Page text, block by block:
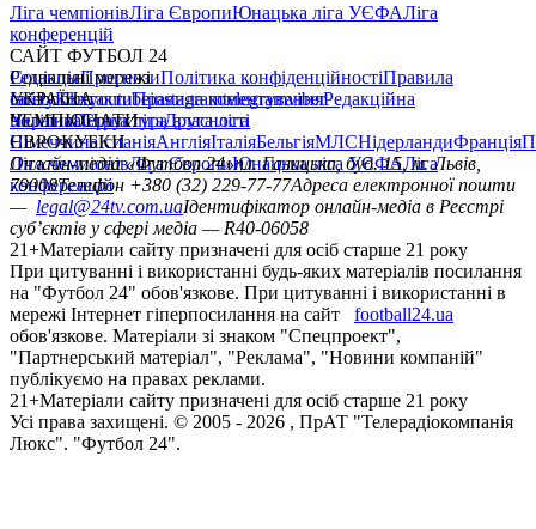
Ліга чемпіонівЛіга ЄвропиЮнацька ліга УЄФАЛіга
конференцій
САЙТ ФУТБОЛ 24
РедакціяПрогнозиПолітика конфіденційностіПравила
сайтуКонтактиПравила коментуванняРедакційна
політикаСтруктура власності
Соціальні мережі
facebookxyoutubeinstagramtelegramviber
УКРАЇНА
УкраїнаПерша лігаДруга ліга
ЧЕМПІОНАТИ
НімеччинаІспаніяАнгліяІталіяБельгіяМЛСНідерландиФранція
ЄВРОКУБКИ
Ліга чемпіонівЛіга ЄвропиЮнацька ліга УЄФАЛіга
конференцій
Онлайн-медіа «Футбол 24»пл. Галицька, буд. 15, м. Львів,
79008Телефон +380 (32) 229-77-77Адреса електронної пошти
— legal@24tv.com.uaІдентифікатор онлайн-медіа в Реєстрі
суб’єктів у сфері медіа — R40-06058
21+Матеріали сайту призначені для осіб старше 21 року
При цитуванні і використанні будь-яких матеріалів посилання
на "Футбол 24" обов'язкове. При цитуванні і використанні в
мережі Інтернет гіперпосилання на сайт
football24.ua
обов'язкове. Матеріали зі знаком "Спецпроект",
"Партнерський матеріал", "Реклама", "Новини компаній"
публікуємо на правах реклами.
21+Матеріали сайту призначені для осіб старше 21 року
Усi права захищенi. © 2005 - 2026 , ПрАТ "Телерадіокомпанія
Люкс". "Футбол 24".